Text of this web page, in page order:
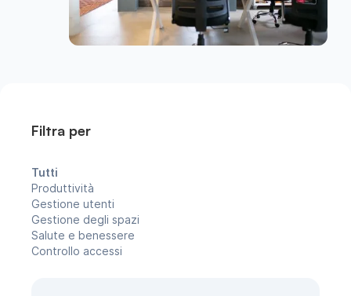
Filtra per
Tutti
Produttività
Gestione utenti
Gestione degli spazi
Salute e benessere
Controllo accessi